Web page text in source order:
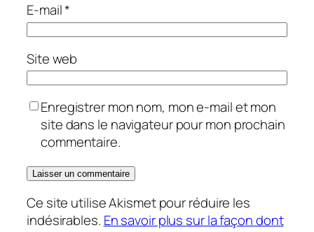
E-mail*
Site web
Enregistrer mon nom, mon e-mail et mon
site dans le navigateur pour mon prochain
commentaire.
Ce site utilise Akismet pour réduire les
indésirables. En savoir plus sur la façon dont